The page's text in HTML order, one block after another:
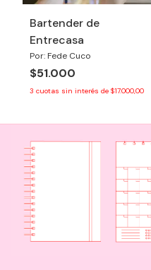
Bartender de
Entrecasa
Por: Fede Cuco
$51.000
3 cuotas sin interés de $17.000,00